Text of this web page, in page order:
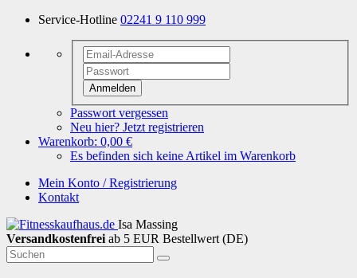
Service-Hotline 02241 9 110 999
Anmelden
Passwort vergessen
Neu hier? Jetzt registrieren
Warenkorb: 0,00 €
Es befinden sich keine Artikel im Warenkorb
Mein Konto / Registrierung
Kontakt
Isa Massing
Versandkostenfrei ab 5 EUR Bestellwert (DE)